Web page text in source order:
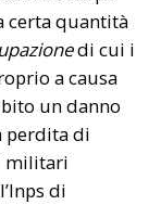
certa quantità
di cui i
a causa
un danno
perdita di
militari
di